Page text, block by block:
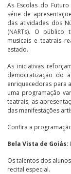
As Escolas do
série de
das atividades dos
(NARTs). O
musicais e teatrais
estado.
As iniciativas
democratização do
enriquecedoras para
uma programação
teatrais, as
das manifestações
Confira a
Bela Vista de Goiás:
Os talentos dos
recital especial.